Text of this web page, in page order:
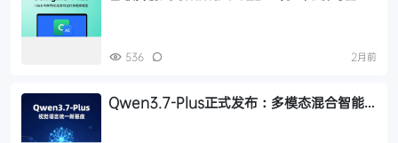
536 2月前
Qwen3.7-Plus正式发布：多模态混合智能